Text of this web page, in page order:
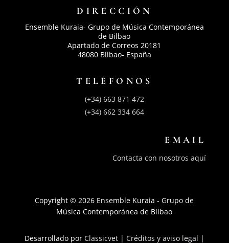
DIRECCIÓN
Ensemble Kuraia- Grupo de Música Contemporánea
de Bilbao
Apartado de Correos 20181
48080 Bilbao- España
TELÉFONOS
(+34) 663 871 472
(+34) 662 334 664
EMAIL
Contacta con nosotros aquí
Copyright © 2026 Ensemble Kuraia - Grupo de
Música Contemporánea de Bilbao
Desarrollado por Classicvet | Créditos y aviso legal |